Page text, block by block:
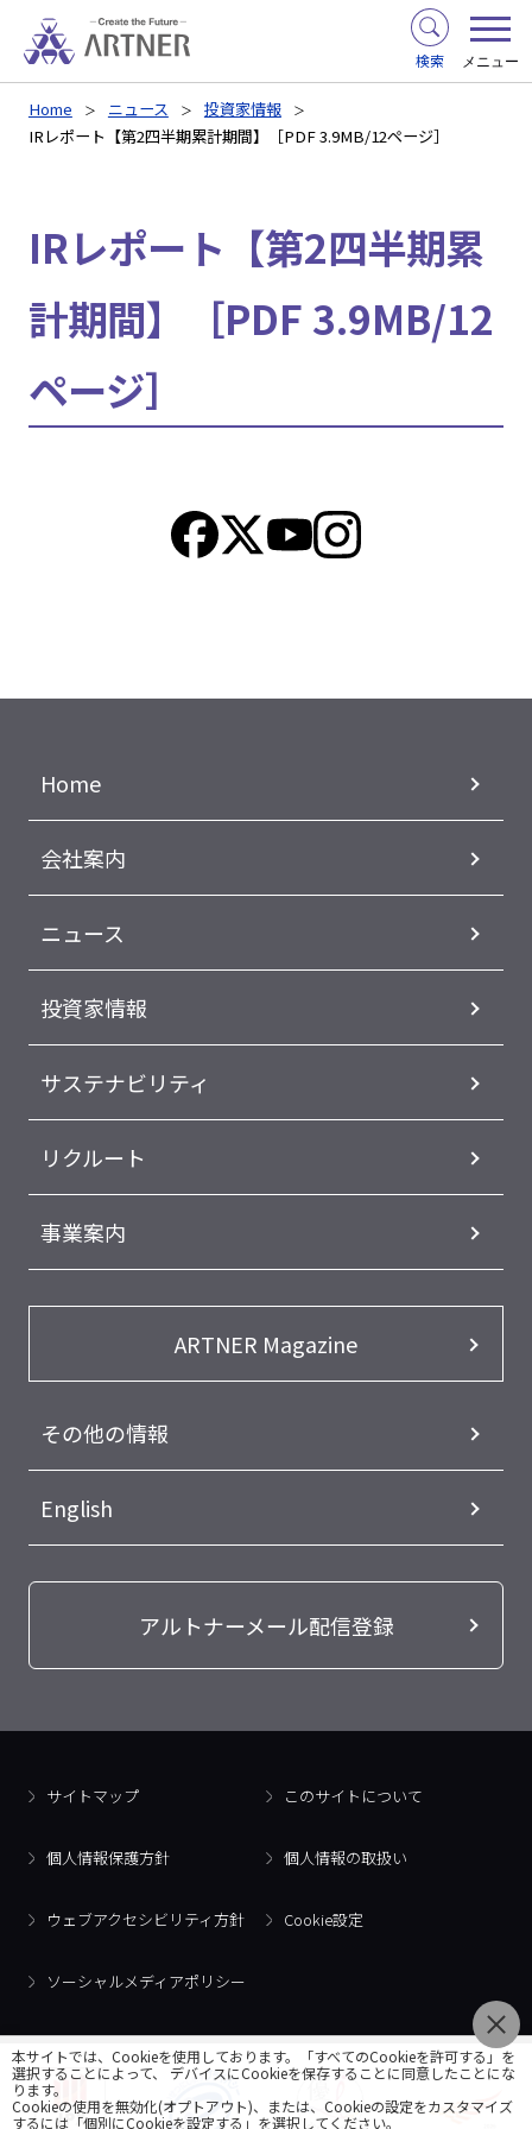
検索 メニュー
Home ニュース
投資家情報
IRレポート【第2四半期累計期間】［PDF 3.9MB/12ページ］
IRレポート【第2四半期累
計期間】［PDF 3.9MB/12
ページ］
Home
会社案内
ニュース
投資家情報
サステナビリティ
リクルート
事業案内
ARTNER Magazine
その他の情報
English
アルトナーメール配信登録
サイトマップ このサイトについて
個人情報保護方針 個人情報の取扱い
ウェブアクセシビリティ方針 Cookie設定
ソーシャルメディアポリシー
本サイトでは、Cookieを使用しております。「すべてのCookieを許可する」を
選択することによって、 デバイスにCookieを保存することに同意したことにな
ります。
Cookieの使用を無効化(オプトアウト)、または、Cookieの設定をカスタマイズ
するには「個別にCookieを設定する」を選択してください。